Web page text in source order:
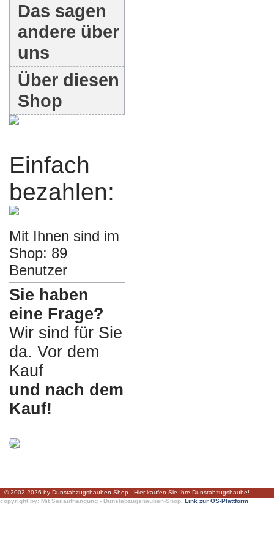
Das sagen
andere über
uns
Über diesen
Shop
Einfach
bezahlen:
Mit Ihnen sind im
Shop: 89
Benutzer
Sie haben
eine Frage?
Wir sind für Sie
da. Vor dem
Kauf
und nach dem
Kauf!
© 2002-2026 by Dunstabzugshauben-Shop - Hier kaufen Sie Ihre Dunstabzugshaube!
copyright by: Mit Seilaufhängung - Dunstabzugshauben-Shop. Link zur OS-Plattform